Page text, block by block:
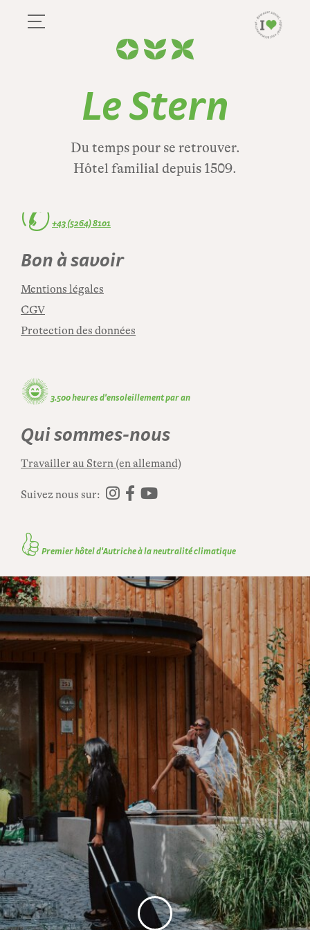
Le Stern
Le Stern
Du temps pour se retrouver.
Hôtel familial depuis 1509.
Où nous trouver
Unterstrass 253, 6416 Obsteig
info@hotelstern.at
✆ +43 (5264) 8101
Bon à savoir
Mentions légales
CGV
Protection des données
🌞 3.500 heures d'ensoleillement par an
Qui sommes-nous
Travailler au Stern (en allemand)
Suivez nous sur:
👍 Premier hôtel d'Autriche à la neutralité climatique